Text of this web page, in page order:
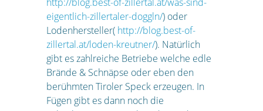
eigentlich-zillertaler-doggln/) oder
Lodenhersteller( http://blog.best-of-
zillertal.at/loden-kreutner/). Natürlich
gibt es zahlreiche Betriebe welche edle
Brände & Schnäpse oder eben den
berühmten Tiroler Speck erzeugen. In
Fügen gibt es dann noch die